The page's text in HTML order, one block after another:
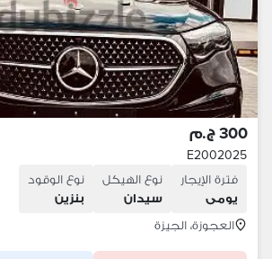
300 ج.م
E2002025
فترة الإيجار
يومى
نوع الهيكل
سيدان
نوع الوقود
بنزين
العجوزة، الجيزة